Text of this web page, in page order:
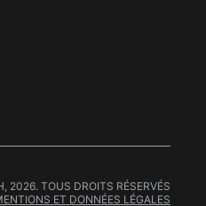
2026. TOUS DROITS RÉSERVÉS
ET DONNÉES LÉGALES